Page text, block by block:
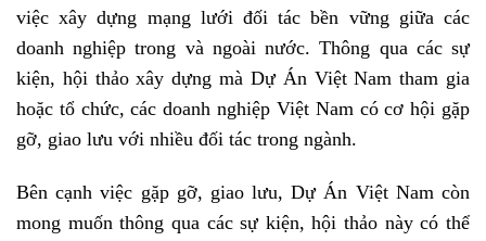
việc xây dựng mạng lưới đối tác bền vững giữa các
doanh nghiệp trong và ngoài nước. Thông qua các sự
kiện, hội thảo xây dựng mà Dự Án Việt Nam tham gia
hoặc tổ chức, các doanh nghiệp Việt Nam có cơ hội gặp
gỡ, giao lưu với nhiều đối tác trong ngành.
Bên cạnh việc gặp gỡ, giao lưu, Dự Án Việt Nam còn
mong muốn thông qua các sự kiện, hội thảo này có thể